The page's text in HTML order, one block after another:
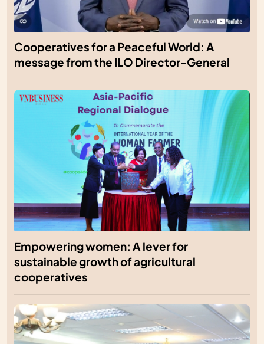
Cooperatives for a Peaceful World: A
message from the ILO Director-General
Empowering women: A lever for
sustainable growth of agricultural
cooperatives